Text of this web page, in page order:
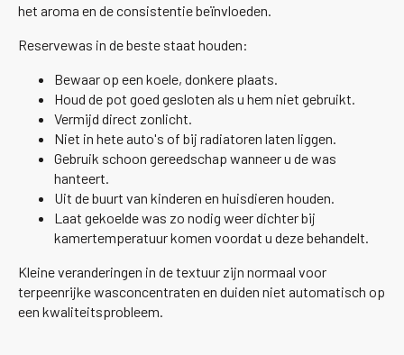
het aroma en de consistentie beïnvloeden.
Reservewas in de beste staat houden:
Bewaar op een koele, donkere plaats.
Houd de pot goed gesloten als u hem niet gebruikt.
Vermijd direct zonlicht.
Niet in hete auto's of bij radiatoren laten liggen.
Gebruik schoon gereedschap wanneer u de was
hanteert.
Uit de buurt van kinderen en huisdieren houden.
Laat gekoelde was zo nodig weer dichter bij
kamertemperatuur komen voordat u deze behandelt.
Kleine veranderingen in de textuur zijn normaal voor
terpeenrijke wasconcentraten en duiden niet automatisch op
een kwaliteitsprobleem.